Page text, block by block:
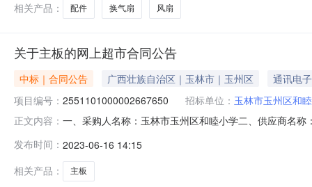
相关产品：
配件 换气扇 风扇
关于主板的网上超市合同公告
中标｜合同公告 广西壮族自治区｜玉林市｜玉州区
通讯电子
项目编号： 2551101000002667650 招标单位： 玉林市玉州区和
正文内容： 一、采购人名称：玉林市玉州区和睦小学二、供应商名
ROGSTRIXB560-AGAMINGWIFI主板华硕/
发布时间： 2023-06-16 14:15
相关产品：
主板